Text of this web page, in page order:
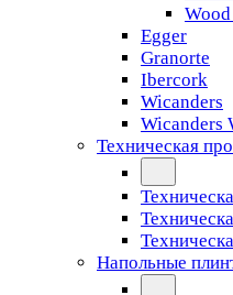
Egger
Granorte
Ibercork
Wicanders
Wicanders
Техническая
Напольные